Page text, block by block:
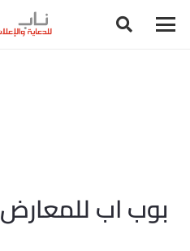
بوب اب للمعارض